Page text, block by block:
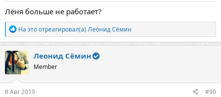
Лёня больше не работает?
Р
е
а
к
ц
и
и
:
На это отреагировал(а) Леонид Сёмин
Леонид Сёмин
Member
8 Авг 2019 #90